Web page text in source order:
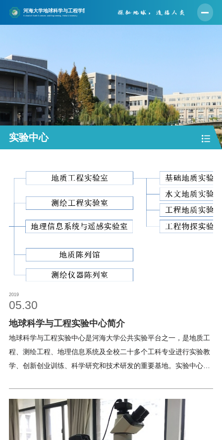
学院概况
师资队伍
人才培养
学科建设
科学研究
学生工作
合作交流
校友之家
河海大学首页 旧版入口
实验中心
2019
05.30
地球科学与工程实验中心简介
地球科学与工程实验中心是河海大学公共实验平台之一，是地质工
程、测绘工程、地理信息系统及全校二十多个工科专业进行实验教
学、创新创业训练、科学研究和技术研发的重要基地。实验中心下
元。现有全职人员11人，含专职实验人员9人，其中高级实验师5
人，实验师4人。实验中心自成立以来，充分发挥各种资源优势，
不断进行实验教学理念与改革思路的探索，在重视学生实验基本技